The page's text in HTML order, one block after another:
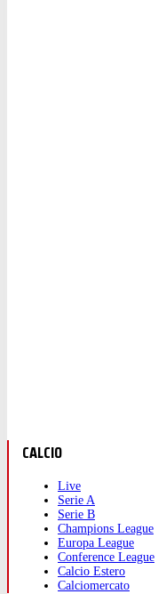
CALCIO
Live
Serie A
Serie B
Champions League
Europa League
Conference League
Calcio Estero
Calciomercato